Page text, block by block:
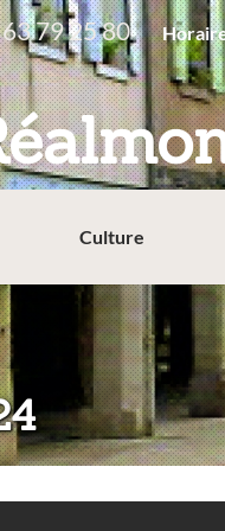
79 25 80
Culture